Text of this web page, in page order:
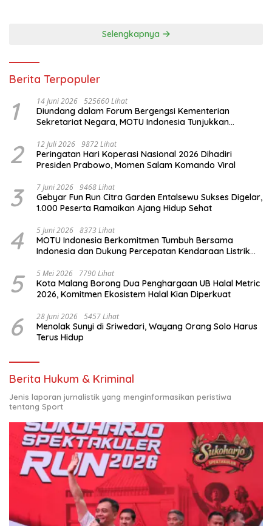
Selengkapnya
Berita Terpopuler
1 14 Juni 2026 525660 Lihat
Diundang dalam Forum Bergengsi Kementerian
Sekretariat Negara, MOTU Indonesia Tunjukkan
2 12 Juli 2026 9872 Lihat
Peringatan Hari Koperasi Nasional 2026 Dihadiri
Presiden Prabowo, Momen Salam Komando Viral
3 7 Juni 2026 9468 Lihat
Gebyar Fun Run Citra Garden Entalsewu Sukses Digelar,
1.000 Peserta Ramaikan Ajang Hidup Sehat
4 5 Juni 2026 8373 Lihat
MOTU Indonesia Berkomitmen Tumbuh Bersama
Indonesia dan Dukung Percepatan Kendaraan Listrik
5 5 Mei 2026 7790 Lihat
Kota Malang Borong Dua Penghargaan UB Halal Metric
2026, Komitmen Ekosistem Halal Kian Diperkuat
6 28 Juni 2026 5457 Lihat
Menolak Sunyi di Sriwedari, Wayang Orang Solo Harus
Terus Hidup
Berita Hukum & Kriminal
Jenis laporan jurnalistik yang menginformasikan peristiwa
tentang Sport